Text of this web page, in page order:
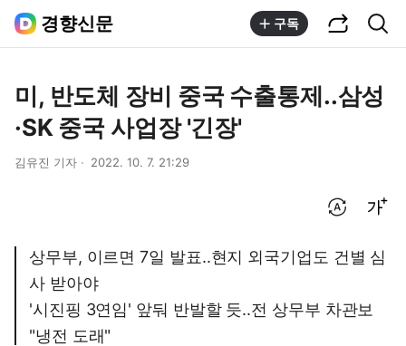
경향신문 구독
미, 반도체 장비 중국 수출통제..삼성
·SK 중국 사업장 '긴장'
김유진 기자 2022. 10. 7. 21:29
상무부, 이르면 7일 발표..현지 외국기업도 건별 심
사 받아야
'시진핑 3연임' 앞둬 반발할 듯..전 상무부 차관보
"냉전 도래"